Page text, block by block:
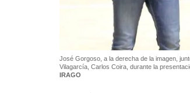
José Gorgoso, a la derecha de la imagen,
Vilagarcía, Carlos Coira, durante la
IRAGO